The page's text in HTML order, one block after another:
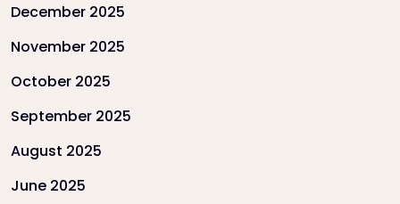
December 2025
November 2025
October 2025
September 2025
August 2025
June 2025